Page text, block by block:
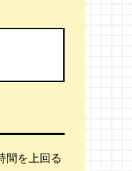
間を上回る